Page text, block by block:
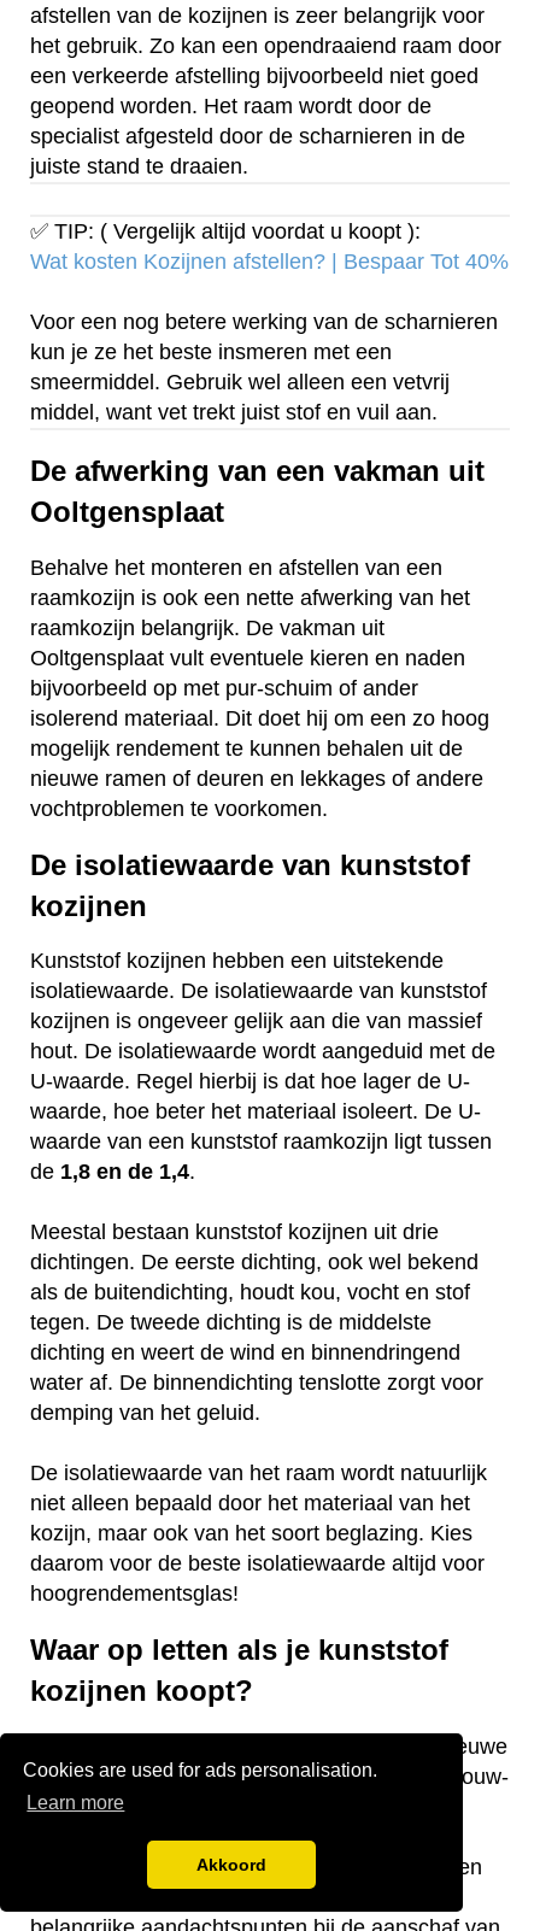
Cookies are used for ads personalisation.
Learn more
Akkoord
afstellen van de kozijnen is zeer belangrijk voor
het gebruik. Zo kan een opendraaiend raam door
een verkeerde afstelling bijvoorbeeld niet goed
geopend worden. Het raam wordt door de
specialist afgesteld door de scharnieren in de
juiste stand te draaien.
✅ TIP: ( Vergelijk altijd voordat u koopt ):
Wat kosten Kozijnen afstellen? | Bespaar Tot 40%‎
Voor een nog betere werking van de scharnieren
kun je ze het beste insmeren met een
smeermiddel. Gebruik wel alleen een vetvrij
middel, want vet trekt juist stof en vuil aan.
De afwerking van een vakman uit
Ooltgensplaat
Behalve het monteren en afstellen van een
raamkozijn is ook een nette afwerking van het
raamkozijn belangrijk. De vakman uit
Ooltgensplaat vult eventuele kieren en naden
bijvoorbeeld op met pur-schuim of ander
isolerend materiaal. Dit doet hij om een zo hoog
mogelijk rendement te kunnen behalen uit de
nieuwe ramen of deuren en lekkages of andere
vochtproblemen te voorkomen.
De isolatiewaarde van kunststof
kozijnen
Kunststof kozijnen hebben een uitstekende
isolatiewaarde. De isolatiewaarde van kunststof
kozijnen is ongeveer gelijk aan die van massief
hout. De isolatiewaarde wordt aangeduid met de
U-waarde. Regel hierbij is dat hoe lager de U-
waarde, hoe beter het materiaal isoleert. De U-
waarde van een kunststof raamkozijn ligt tussen
de 1,8 en de 1,4.
Meestal bestaan kunststof kozijnen uit drie
dichtingen. De eerste dichting, ook wel bekend
als de buitendichting, houdt kou, vocht en stof
tegen. De tweede dichting is de middelste
dichting en weert de wind en binnendringend
water af. De binnendichting tenslotte zorgt voor
demping van het geluid.
De isolatiewaarde van het raam wordt natuurlijk
niet alleen bepaald door het materiaal van het
kozijn, maar ook van het soort beglazing. Kies
daarom voor de beste isolatiewaarde altijd voor
hoogrendementsglas!
Waar op letten als je kunststof
kozijnen koopt?
Vraag je je af waar je op moet letten als je nieuwe
kunststof kozijnen gaat kopen voor je nieuwbouw-
of bestaande woning? Wij hebben een aantal
nuttige tips voor je! De keurmerken van de
kozijnen, welke isolatiewaarde je nodig hebt en
welk raamtype je wilt laten plaatsen zijn